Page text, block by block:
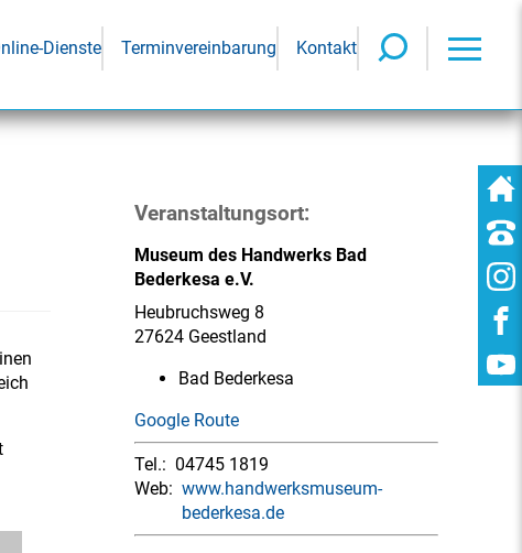
Dienste Terminvereinbarung Kontakt
Veranstaltungsort:
Museum des Handwerks Bad
Bederkesa e.V.
Heubruchsweg 8
27624 Geestland
Bad Bederkesa
Google Route
Tel.: 04745 1819
Web: www.handwerksmuseum-
bederkesa.de